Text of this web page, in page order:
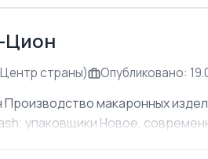
Цион
страны) Опубликовано:
макаронных
упаковщики Новое,